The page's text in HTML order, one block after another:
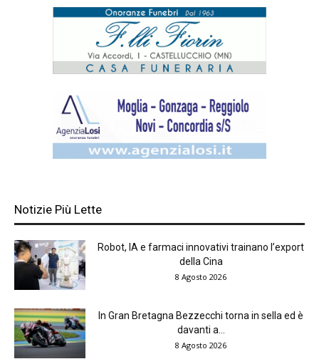
Notizie Più Lette
Robot, IA e farmaci innovativi trainano l’export
della Cina
8 Agosto 2026
In Gran Bretagna Bezzecchi torna in sella ed è
davanti a...
8 Agosto 2026